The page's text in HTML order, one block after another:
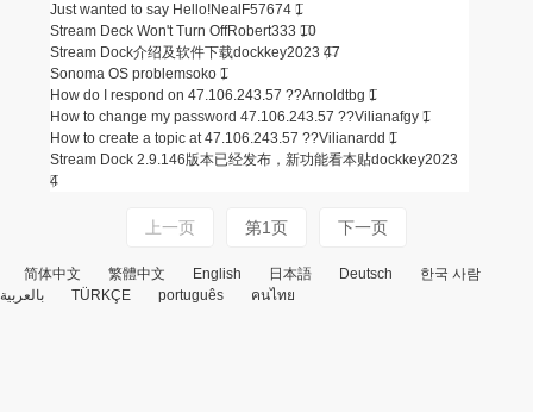
Just wanted to say Hello!NealF57674 1
Stream Deck Won't Turn OffRobert333 10
Stream Dock介绍及软件下载dockkey2023 47
Sonoma OS problemsoko 1
How do I respond on 47.106.243.57 ??Arnoldtbg 1
How to change my password 47.106.243.57 ??Vilianafgy 1
How to create a topic at 47.106.243.57 ??Vilianardd 1
Stream Dock 2.9.146版本已经发布，新功能看本贴dockkey2023
4
上一页 第1页 下一页
简体中文 繁體中文 English 日本語 Deutsch
한국 사람
بالعربية
TÜRKÇE português คนไทย